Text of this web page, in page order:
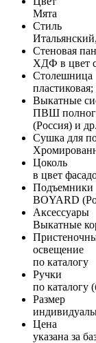
Мята
Стиль
Стеновая
ХДФ в цвет
Столешница
Выкатные
ПВШ
(Россия) и др.
Сушка для
Цоколь
в цвет
Подъемники
BOYARD
Аксессуары
Выкатные
освещение
по каталогу
Ручки
по каталогу
Размер
Цена
указана за